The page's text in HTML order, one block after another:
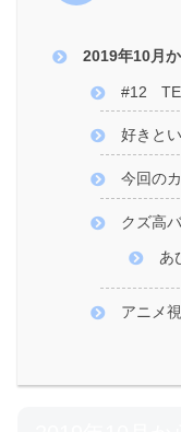
2019年10月
#12
好きと
今回の
クズ高
あ
アニメ